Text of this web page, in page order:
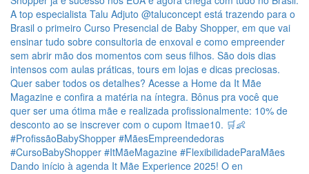
Dando início à agenda It Mãe Experience 2025! O en